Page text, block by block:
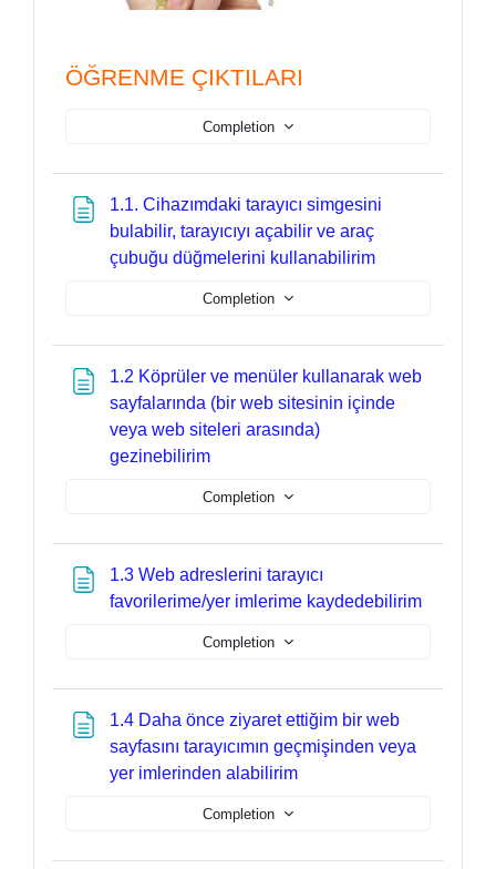
Completion
ÖĞRENME ÇIKTILARI
1.1. Cihazımdaki tarayıcı simgesini
bulabilir, tarayıcıyı açabilir ve araç
çubuğu düğmelerini kullanabilirimPage
Completion
1.2 Köprüler ve menüler kullanarak web
sayfalarında (bir web sitesinin içinde
veya web siteleri arasında)
gezinebilirimPage
Completion
1.3 Web adreslerini tarayıcı
favorilerime/yer imlerime kaydedebilirimPage
Completion
1.4 Daha önce ziyaret ettiğim bir web
sayfasını tarayıcımın geçmişinden veya
yer imlerinden alabilirimPage
Completion